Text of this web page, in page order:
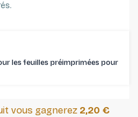
les feuilles préimprimées pour
vous gagnerez 2,20 €